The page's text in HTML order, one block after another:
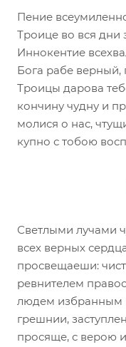
Пение
Троице во вся дни
Иннокентие
Бога рабе верный,
Троицы дарова
кончину чудну и
молися о нас,
купно с тобою
Светлыми лучами
всех верных
просвещаеши:
ревнителем
людем избранным
грешнии,
просяще, с верою